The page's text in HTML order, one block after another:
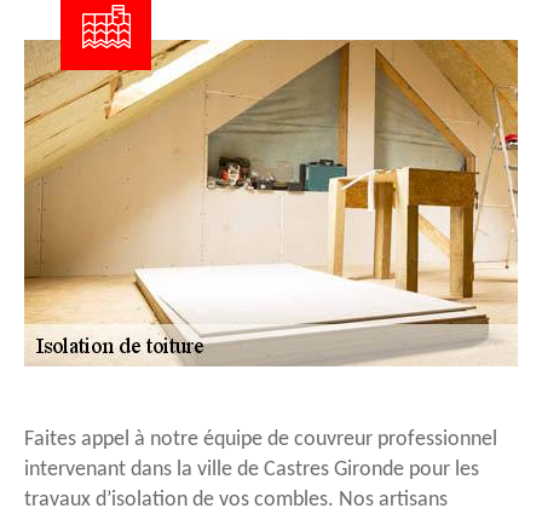
Faites appel à notre équipe de couvreur professionnel
intervenant dans la ville de Castres Gironde pour les
travaux d’isolation de vos combles. Nos artisans